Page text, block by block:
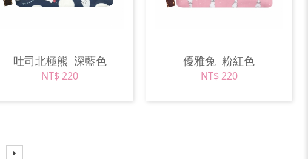
吐司北極熊 深藍色
NT$ 220
優雅兔粉紅色
NT$ 220